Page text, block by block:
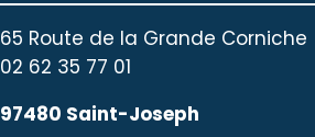
65 Route de la Grande Corniche
02 62 35 77 01
97480 Saint-Joseph